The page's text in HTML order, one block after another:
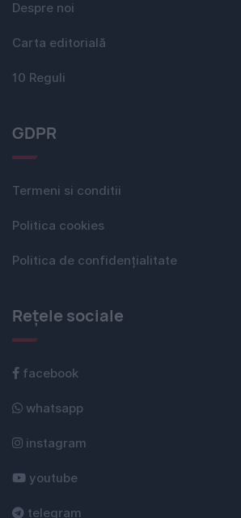
Despre noi
Carta editorială
10 Reguli
GDPR
Termeni si conditii
Politica cookies
Politica de confidențialitate
Rețele sociale
facebook
whatsapp
instagram
youtube
telegram